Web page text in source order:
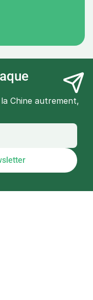
Chine autrement,